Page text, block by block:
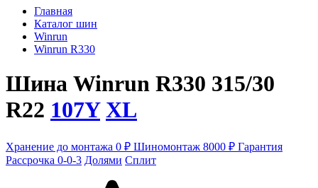
Главная
Каталог шин
Winrun
Winrun R330
Шина Winrun R330 315/30
R22 107Y XL
Хранение до монтажа 0 ₽ Шиномонтаж 8000 ₽ Гарантия
Рассрочка 0-0-3 Долями Сплит